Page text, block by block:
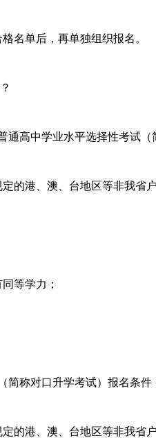
名单后，再单独组织报名。
通高中学业水平选择性考试（
的港、澳、台地区等非我省户
等学力；
简称对口升学考试）报名条件
的港、澳、台地区等非我省户